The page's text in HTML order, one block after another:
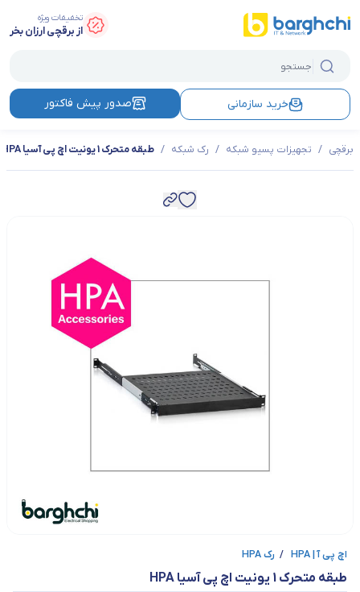
تخفیفات ویژه
از برقچی ارزان بخر
خرید سازمانی صدور پیش فاکتور
برقچی / تجهیزات پسیو شبکه / رک شبکه / طبقه متحرک 1 یونیت اچ پی آسیا HPA
اچ پی آ | HPA / رک HPA
طبقه متحرک 1 یونیت اچ پی آسیا HPA